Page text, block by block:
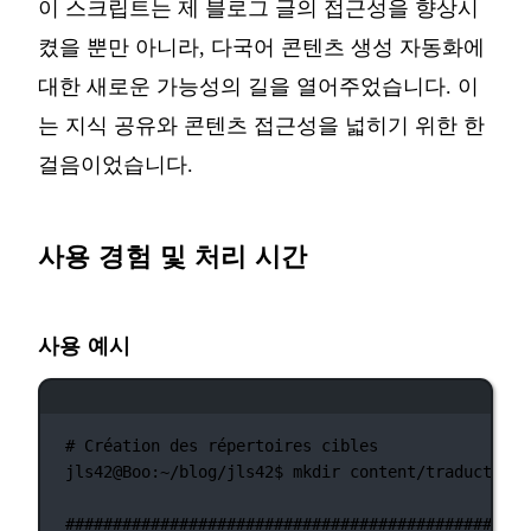
이 스크립트는 제 블로그 글의 접근성을 향상시
켰을 뿐만 아니라, 다국어 콘텐츠 생성 자동화에
대한 새로운 가능성의 길을 열어주었습니다. 이
는 지식 공유와 콘텐츠 접근성을 넓히기 위한 한
걸음이었습니다.
사용 경험 및 처리 시간
사용 예시
# Création des répertoires cibles
jls42@Boo:~/blog/jls42$ mkdir content/
###############################################